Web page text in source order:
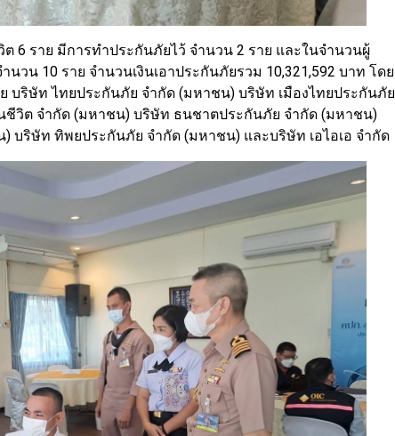
6 ราย มีการทำประกันภัยไว้ จำนวน 2 ราย และในจำนวนผู้
วน 10 ราย จำนวนเงินเอาประกันภัยรวม 10,321,592 บาท โดย
บริษัท ไทยประกันภัย จำกัด (มหาชน) บริษัท เมืองไทยประกันภัย
วิต จำกัด (มหาชน) บริษัท ธนชาตประกันภัย จำกัด (มหาชน)
บริษัท ทิพยประกันภัย จำกัด (มหาชน) และบริษัท เอไอเอ จำกัด